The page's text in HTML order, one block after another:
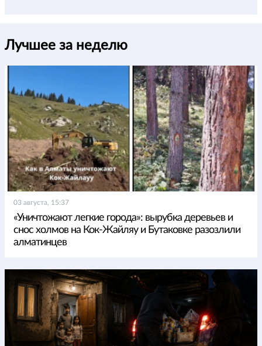
Лучшее за неделю
03 августа, 15:37
«Уничтожают легкие города»: вырубка деревьев и
снос холмов на Кок-Жайляу и Бутаковке разозлили
алматинцев